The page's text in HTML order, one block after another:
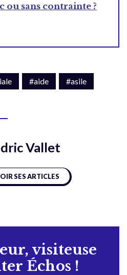
ou sans contrainte ?
#aide #asile
Vallet
SES ARTICLES
visiteuse
Échos !